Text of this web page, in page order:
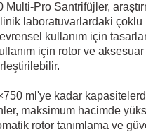
Pro Santrifüjler,
laboratuvarlardaki çoklu
kullanım için
için rotor ve aksesuar
ml'ye kadar
maksimum hacimde
rotor tanımlama ve